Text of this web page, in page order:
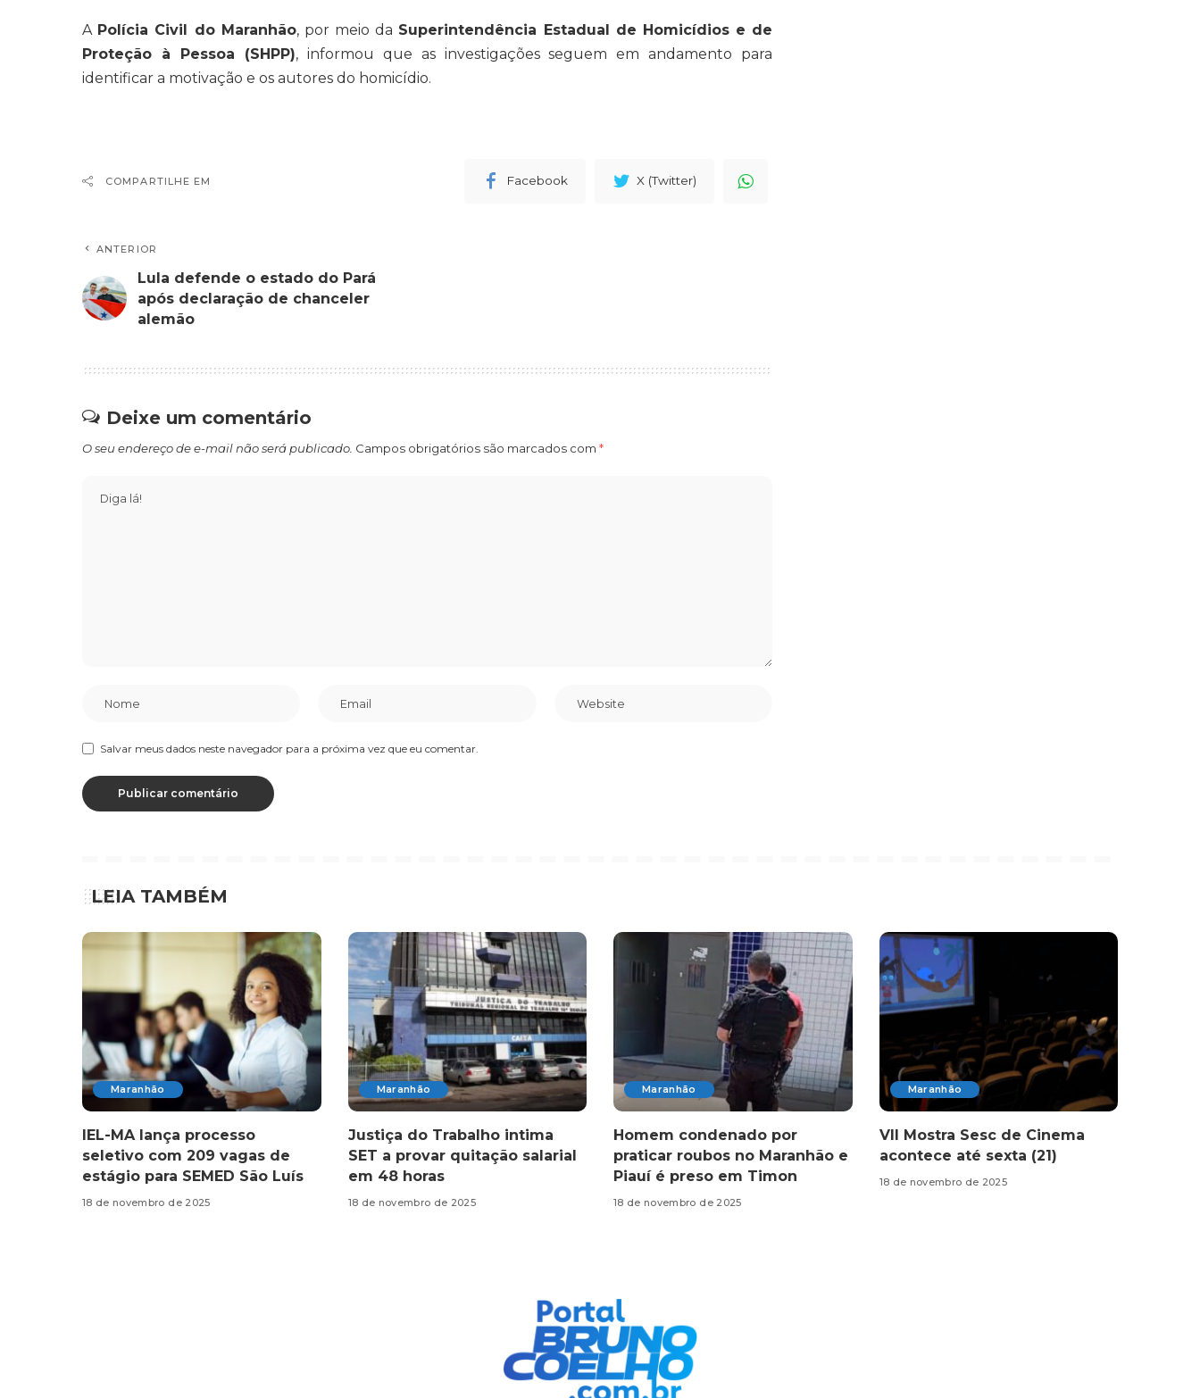
A Polícia Civil do Maranhão, por meio da Superintendência Estadual de Homicídios e de
Proteção à Pessoa (SHPP), informou que as investigações seguem em andamento para
identificar a motivação e os autores do homicídio.
COMPARTILHE EM Facebook X (Twitter)
ANTERIOR
Lula defende o estado do Pará
após declaração de chanceler
alemão
Deixe um comentário
O seu endereço de e-mail não será publicado. Campos obrigatórios são marcados com *
Salvar meus dados neste navegador para a próxima vez que eu comentar.
LEIA TAMBÉM
Maranhão
IEL-MA lança processo
seletivo com 209 vagas de
estágio para SEMED São Luís
18 de novembro de 2025
Maranhão
Justiça do Trabalho intima
SET a provar quitação salarial
em 48 horas
18 de novembro de 2025
Maranhão
Homem condenado por
praticar roubos no Maranhão e
Piauí é preso em Timon
18 de novembro de 2025
Maranhão
VII Mostra Sesc de Cinema
acontece até sexta (21)
18 de novembro de 2025